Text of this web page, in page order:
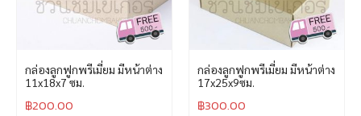
กล่องลูกฟูกพรีเมี่ยม มีหน้าต่าง
11x18x7 ซม.
฿200.00
กล่องลูกฟูกพรีเมี่ยม มีหน้าต่าง
17x25x9ซม.
฿300.00